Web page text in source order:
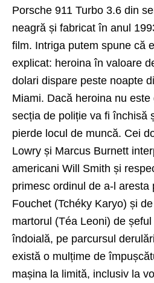
Porsche 911 Turbo 3.6 din
neagră și fabricat în anul
film. Intriga putem spune că
explicat: heroina în valoare
dolari dispare peste noapte
Miami. Dacă heroina nu
secția de poliție va fi închisă
pierde locul de muncă. Cei
Lowry și Marcus Burnett
americani Will Smith și
primesc ordinul de a-l aresta
Fouchet (Tchéky Karyo) și
martorul (Téa Leoni) de
îndoială, pe parcursul
există o mulțime de
mașina la limită, inclusiv la